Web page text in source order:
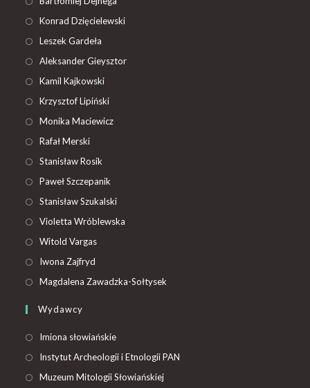
Konrad Dzięcielewski
Leszek Gardeła
Aleksander Gieysztor
Kamil Kajkowski
Krzysztof Lipiński
Monika Maciewicz
Rafał Merski
Stanisław Rosik
Paweł Szczepanik
Stanisław Szukalski
Violetta Wróblewska
Witold Vargas
Iwona Zajfryd
Magdalena Zawadzka-Sołtysek
Wydawcy
Imiona słowiańskie
Instytut Archeologii i Etnologii PAN
Muzeum Mitologii Słowiańskiej